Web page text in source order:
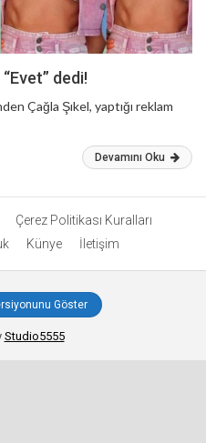
dedi!
Çağla Şıkel, yaptığı reklam
Devamını Oku
Çerez Politikası Kuralları
Künye İletişim
Göster
Studio5555